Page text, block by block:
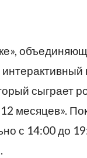
сыграет
месяцев».
с 14:00 до